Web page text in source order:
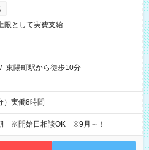
限として実費支給
/ 東陽町駅から徒歩10分
）実働8時間
※開始日相談OK ※9月～！